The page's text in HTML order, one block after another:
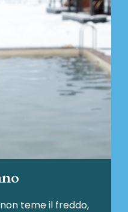
teme il freddo,